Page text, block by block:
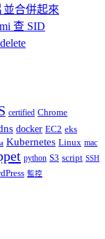
並合併起來
查 SID
certified Chrome
docker EC2 eks
Kubernetes Linux mac
python S3 script SSH
監控